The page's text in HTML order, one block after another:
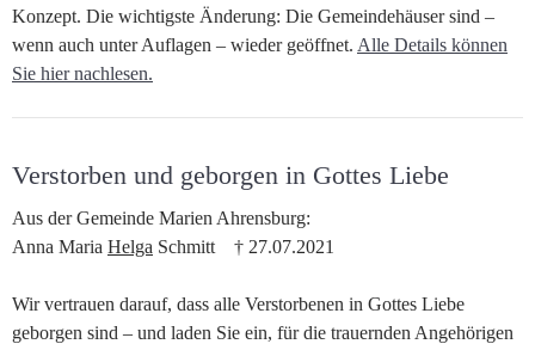
Konzept. Die wichtigste Änderung: Die Gemeindehäuser sind –
wenn auch unter Auflagen – wieder geöffnet. Alle Details können
Sie hier nachlesen.
Verstorben und geborgen in Gottes Liebe
Aus der Gemeinde Marien Ahrensburg:
Anna Maria Helga Schmitt † 27.07.2021
Wir vertrauen darauf, dass alle Verstorbenen in Gottes Liebe
geborgen sind – und laden Sie ein, für die trauernden Angehörigen